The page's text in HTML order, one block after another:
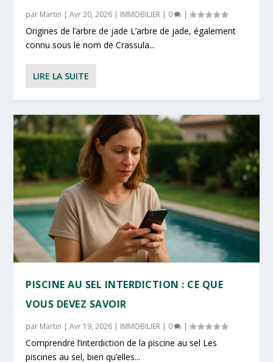
par Martin |Avr 20, 2026 | IMMOBILIER | 0 |
Origines de l’arbre de jade L’arbre de jade, également
connu sous le nom de Crassula...
LIRE LA SUITE
PISCINE AU SEL INTERDICTION : CE QUE
VOUS DEVEZ SAVOIR
par Martin |Avr 19, 2026 | IMMOBILIER | 0 |
Comprendre l’interdiction de la piscine au sel Les
piscines au sel, bien qu’elles...